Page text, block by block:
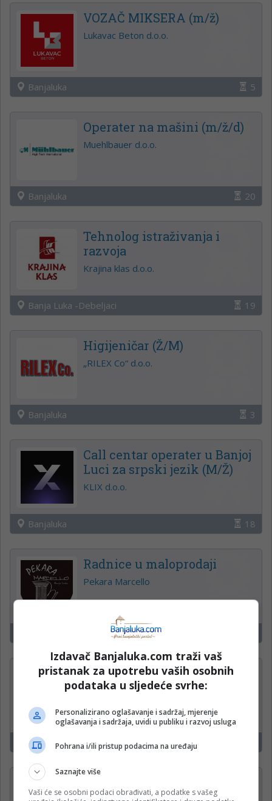
VOZAČ MIKSERA (m/ž)
Lukavac Beton d.o.o.
Banjaluka 5
Operater na mašini (m/ž/d)
Muehlbauer d.o.o.
Banjaluka 20
Tehnolog istraživanja i
razvoja
Krajina klas d.o.o.
Banja Luka -Debeljaci 19
Higijeničar (Ž/M)
„RILEX Co“ d.o.o.
Banjaluka 3
Call centar operater u Banjoj
Luci za srpski jezik (M/Ž)
KLIX d.o.o.
Banjaluka 18
Radnice u maloprodaji
Pekara Marcello
Roštilj majstor sa iskustvom
Pekara i fastfood Marcello
Banjaluka
Izdavač Banjaluka.com traži vaš
pristanak za upotrebu vaših osobnih
podataka u sljedeće svrhe:
Personalizirano oglašavanje i sadržaj, mjerenje
oglašavanja i sadržaja, uvidi u publiku i razvoj usluga
Pohrana i/ili pristup podacima na uređaju
Saznajte više
Vaši će se osobni podaci obrađivati, a podatke s vašeg